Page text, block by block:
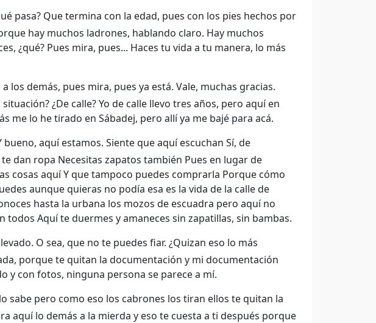
pasa? Que termina con la edad, pues con los pies hechos por
hay muchos ladrones, hablando claro. Hay muchos
¿qué? Pues mira, pues... Haces tu vida a tu manera, lo más
los demás, pues mira, pues ya está. Vale, muchas gracias.
¿De calle? Yo de calle llevo tres años, pero aquí en
me lo he tirado en Sábadej, pero allí ya me bajé para acá.
bueno, aquí estamos. Siente que aquí escuchan Sí, de
dan ropa Necesitas zapatos también Pues en lugar de
cosas aquí Y que tampoco puedes comprarla Porque cómo
aunque quieras no podía esa es la vida de la calle de
hasta la urbana los mozos de escuadra pero aquí no
todos Aquí te duermes y amaneces sin zapatillas, sin bambas.
O sea, que no te puedes fiar. ¿Quizan eso lo más
porque te quitan la documentación y mi documentación
y con fotos, ninguna persona se parece a mí.
sabe pero como eso los cabrones los tiran ellos te quitan la
aquí lo demás a la mierda y eso te cuesta a ti después porque